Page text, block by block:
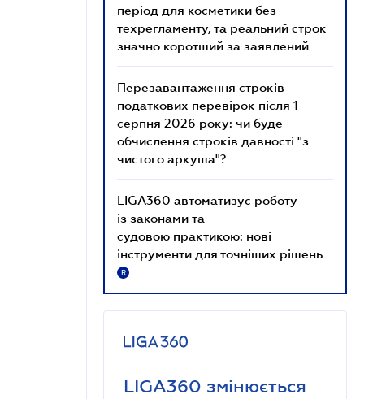
період для косметики без
техрегламенту, та реальний строк
значно коротший за заявлений
Перезавантаження строків
податкових перевірок після 1
серпня 2026 року: чи буде
обчислення строків давності "з
чистого аркуша"?
LIGA360 автоматизує роботу
із законами та
судовою практикою: нові
інструменти для точніших рішень
R
LIGA360 змінюється